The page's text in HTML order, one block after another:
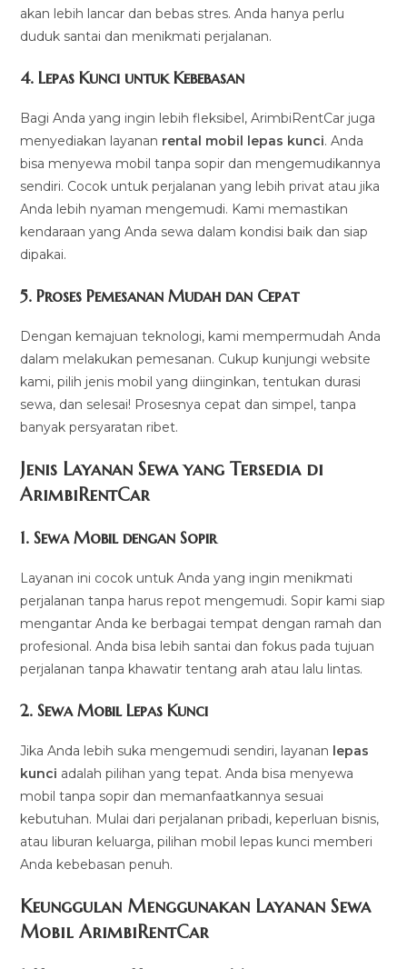
akan lebih lancar dan bebas stres. Anda hanya perlu
duduk santai dan menikmati perjalanan.
4.Lepas Kunci untuk Kebebasan
Bagi Anda yang ingin lebih fleksibel, ArimbiRentCar juga
menyediakan layanan rental mobil lepas kunci. Anda
bisa menyewa mobil tanpa sopir dan mengemudikannya
sendiri. Cocok untuk perjalanan yang lebih privat atau jika
Anda lebih nyaman mengemudi. Kami memastikan
kendaraan yang Anda sewa dalam kondisi baik dan siap
dipakai.
5.Proses Pemesanan Mudah dan Cepat
Dengan kemajuan teknologi, kami mempermudah Anda
dalam melakukan pemesanan. Cukup kunjungi website
kami, pilih jenis mobil yang diinginkan, tentukan durasi
sewa, dan selesai! Prosesnya cepat dan simpel, tanpa
banyak persyaratan ribet.
Jenis Layanan Sewa yang Tersedia di
ArimbiRentCar
1.Sewa Mobil dengan Sopir
Layanan ini cocok untuk Anda yang ingin menikmati
perjalanan tanpa harus repot mengemudi. Sopir kami siap
mengantar Anda ke berbagai tempat dengan ramah dan
profesional. Anda bisa lebih santai dan fokus pada tujuan
perjalanan tanpa khawatir tentang arah atau lalu lintas.
2.Sewa Mobil Lepas Kunci
Jika Anda lebih suka mengemudi sendiri, layanan lepas
kunci adalah pilihan yang tepat. Anda bisa menyewa
mobil tanpa sopir dan memanfaatkannya sesuai
kebutuhan. Mulai dari perjalanan pribadi, keperluan bisnis,
atau liburan keluarga, pilihan mobil lepas kunci memberi
Anda kebebasan penuh.
Keunggulan Menggunakan Layanan Sewa
Mobil ArimbiRentCar